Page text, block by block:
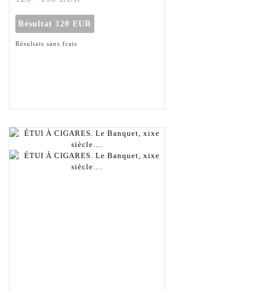
Résultat 120 EUR
Résultats sans frais